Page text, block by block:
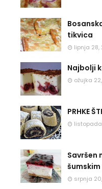
tikvica
lipnja 28,
Najbolji
ožujka
PRHKE
listopada
Savršen
srpnja